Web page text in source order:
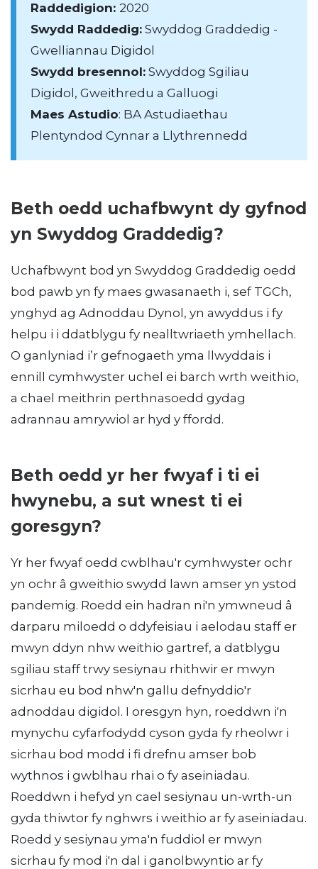
Raddedigion: 2020
Swydd Raddedig: Swyddog Graddedig -
Gwelliannau Digidol
Swydd bresennol: Swyddog Sgiliau
Digidol, Gweithredu a Galluogi
Maes Astudio: BA Astudiaethau
Plentyndod Cynnar a Llythrennedd
Beth oedd uchafbwynt dy gyfnod
yn Swyddog Graddedig?
Uchafbwynt bod yn Swyddog Graddedig oedd
bod pawb yn fy maes gwasanaeth i, sef TGCh,
ynghyd ag Adnoddau Dynol, yn awyddus i fy
helpu i i ddatblygu fy nealltwriaeth ymhellach.
O ganlyniad i’r gefnogaeth yma llwyddais i
ennill cymhwyster uchel ei barch wrth weithio,
a chael meithrin perthnasoedd gydag
adrannau amrywiol ar hyd y ffordd.
Beth oedd yr her fwyaf i ti ei
hwynebu, a sut wnest ti ei
goresgyn?
Yr her fwyaf oedd cwblhau'r cymhwyster ochr
yn ochr â gweithio swydd lawn amser yn ystod
pandemig. Roedd ein hadran ni'n ymwneud â
darparu miloedd o ddyfeisiau i aelodau staff er
mwyn ddyn nhw weithio gartref, a datblygu
sgiliau staff trwy sesiynau rhithwir er mwyn
sicrhau eu bod nhw'n gallu defnyddio'r
adnoddau digidol. I oresgyn hyn, roeddwn i'n
mynychu cyfarfodydd cyson gyda fy rheolwr i
sicrhau bod modd i fi drefnu amser bob
wythnos i gwblhau rhai o fy aseiniadau.
Roeddwn i hefyd yn cael sesiynau un-wrth-un
gyda thiwtor fy nghwrs i weithio ar fy aseiniadau.
Roedd y sesiynau yma'n fuddiol er mwyn
sicrhau fy mod i'n dal i ganolbwyntio ar fy